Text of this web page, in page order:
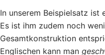
In unserem Beispielsatz ist
Es ist ihm zudem noch
Gesamtkonstruktion
Englischen kann man